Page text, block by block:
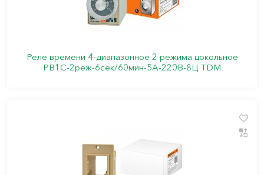
Реле времени 4-диапазонное 2 режима цокольное
РВ1C-2реж-6сек/60мин-5А-220В-8Ц TDM